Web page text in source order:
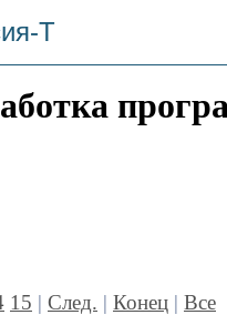
Т
15 | След. | Конец | Все